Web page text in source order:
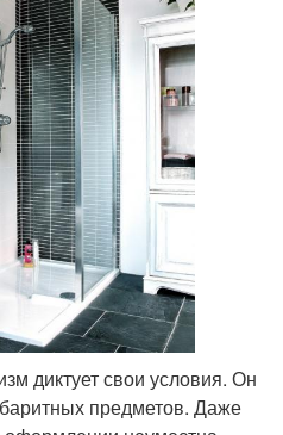
диктует свои условия. Он
предметов. Даже